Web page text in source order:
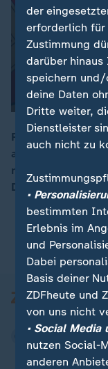
Für Österreichs
auf Transitzentren
notwendig
Deutschland
der
erforderlich für
Zustimmung
darüber
speichern
deine Daten
Dritte weiter,
Dienstleister
auch nicht zu
•
bestimmten
Erlebnis im
und
Dabei
Basis deiner
ZDFheute und
von uns nicht
• Social
nutzen Social-
anderen